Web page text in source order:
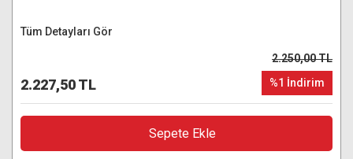
Tüm Detayları Gör
2.227,50 TL
2.250,00 TL
%1 İndirim
Sepete Ekle